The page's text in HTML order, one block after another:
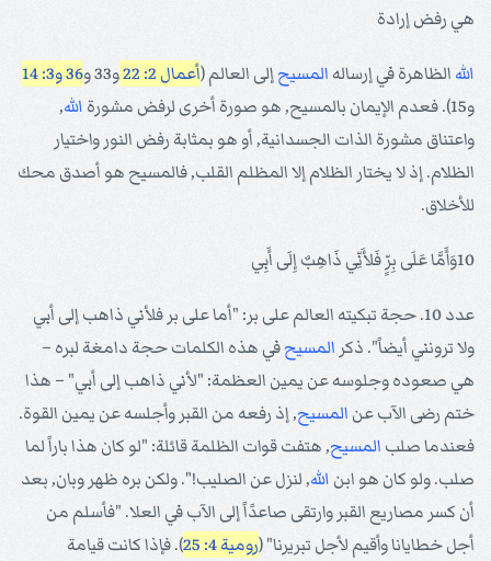
هي رفض إرادة
الله الظاهرة في إرساله المسيحإلى العالم (أعمال 2: 22 و33 و
36 و3: 14
و15). فعدم الإيمان بالمسيح, هو صورة أخرى لرفض مشورة
الله,
واعتناق مشورة الذات الجسدانية, أو هو بمثابة رفض النور واختيار
الظلام. إذ لا يختار الظلام إلا المظلم القلب, فالمسيح هو أصدق محك
للأخلاق.
10وَأَمَّا عَلَى بِرٍّ فَلأَنِّي ذَاهِبٌ إِلَى أَبِي
عدد 10. حجة تبكيته العالم على بر: "أما على بر فلأني ذاهب إلى أبي
ولا ترونني أيضاً". ذكر المسيحفي هذه الكلمات حجة دامغة لبره –
هي صعوده وجلوسه عن يمين العظمة: "لأني ذاهب إلى أبي" – هذا
ختم رضى الآب عن المسيح, إذ رفعه من القبر وأجلسه عن يمين القوة.
فعندما صلب المسيح, هتفت قوات الظلمة قائلة: "لو كان هذا باراً لما
صلب. ولو كان هو ابن الله, لنزل عن الصليب!". ولكن بره ظهر وبان, بعد
أن كسر مصاريع القبر وارتقى صاعدًاً إلى الآب في العلا. "فأسلم من
أجل خطايانا وأقيم لأجل تبريرنا" (رومية 4: 25
). فإذا كانت قيامة